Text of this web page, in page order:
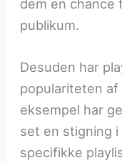
dem en chance
publikum.
Desuden har
populariteten
eksempel har
set en stigning
specifikke